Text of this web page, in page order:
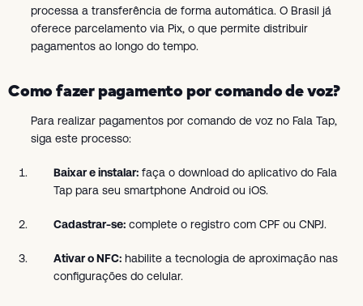
processa a transferência de forma automática. O Brasil já
oferece parcelamento via Pix, o que permite distribuir
pagamentos ao longo do tempo.
Como fazer pagamento por comando de voz?
Para realizar pagamentos por comando de voz no Fala Tap,
siga este processo:
Baixar e instalar: faça o download do aplicativo do Fala
Tap para seu smartphone Android ou iOS.
Cadastrar-se: complete o registro com CPF ou CNPJ.
Ativar o NFC: habilite a tecnologia de aproximação nas
configurações do celular.